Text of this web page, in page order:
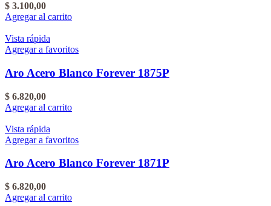
$ 3.100,00
Agregar al carrito
Vista rápida
Agregar a favoritos
Aro Acero Blanco Forever 1875P
$ 6.820,00
Agregar al carrito
Vista rápida
Agregar a favoritos
Aro Acero Blanco Forever 1871P
$ 6.820,00
Agregar al carrito